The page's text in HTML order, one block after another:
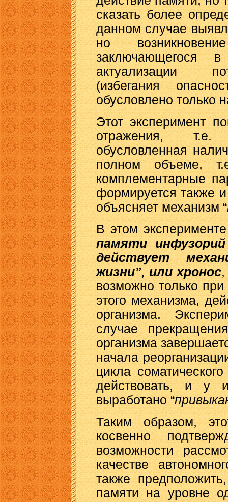
сказать более
данном случае
но
заключающегося
актуализации
(избегания
обусловлено только
Этот эксперимент
отражения, т.е.
обусловленная
полном объеме,
комплементарные
формируется также
объясняет механизм “
В этом
памяти
действует
жизни”, или хронос,
возможно только
этого механизма,
организма.
случае
организма
начала
цикла
действовать, и у
выработано “
Таким образом,
косвенно
возможности
качестве
также
памяти на уровне